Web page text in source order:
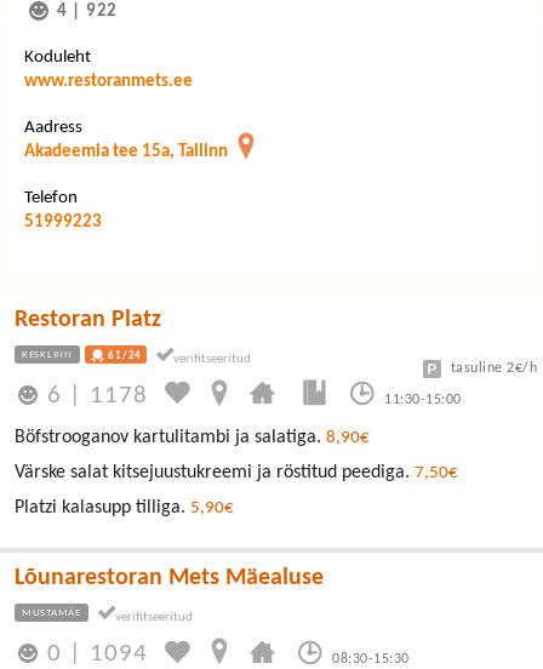
4
922
Koduleht
www.restoranmets.ee
Aadress
Akadeemia tee 15a, Tallinn
Telefon
51999223
Restoran Platz
KESKLINN 61/24
6 1178 11:30-15:00
tasuline 2€/h
Böfstrooganov kartulitambi ja salatiga. 8,90€
Värske salat kitsejuustukreemi ja röstitud peediga. 7,50€
Platzi kalasupp tilliga. 5,90€
Lõunarestoran Mets Mäealuse
MUSTAMÄE
0 1094 08:30-15:30